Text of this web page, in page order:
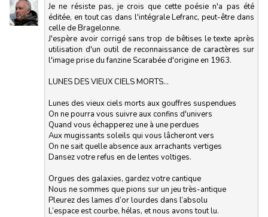
Je ne résiste pas, je crois que cette poésie n'a pas été
éditée, en tout cas dans l'intégrale Lefranc, peut-être dans
celle de Bragelonne.
J'espère avoir corrigé sans trop de bêtises le texte après
utilisation d'un outil de reconnaissance de caractères sur
l'image prise du fanzine Scarabée d'origine en 1963.
LUNES DES VIEUX CIELS MORTS...
Lunes des vieux ciels morts aux gouffres suspendues
On ne pourra vous suivre aux confins d'univers
Quand vous échapperez une à une perdues
Aux mugissants soleils qui vous lâcheront vers
On ne sait quelle absence aux arrachants vertiges
Dansez votre refus en de lentes voltiges.
Orgues des galaxies, gardez votre cantique
Nous ne sommes que pions sur un jeu très-antique
Pleurez des lames d’or lourdes dans l’absolu
L’espace est courbe, hélas, et nous avons tout lu.